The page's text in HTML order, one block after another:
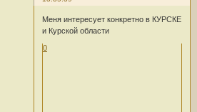
Меня интересует конкретно в КУРСКЕ
и Курской области
0